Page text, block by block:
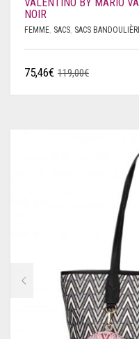
NOIR
FEMME SACS SACS
119,00€
75,46€